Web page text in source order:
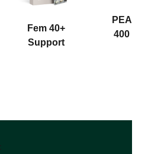
Fem 40+
Support
PEA
400